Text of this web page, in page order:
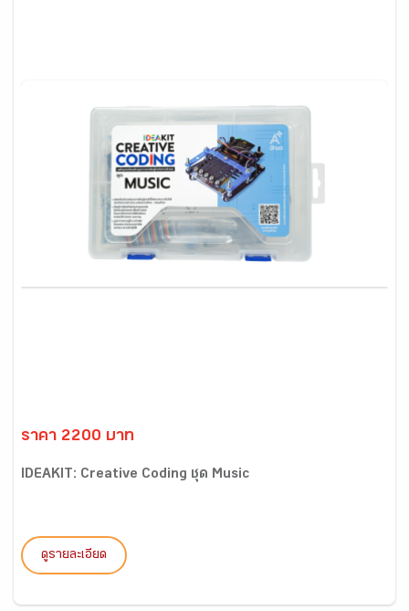
ราคา 2200 บาท
IDEAKIT: Creative Coding ชุด Music
ดูรายละเอียด